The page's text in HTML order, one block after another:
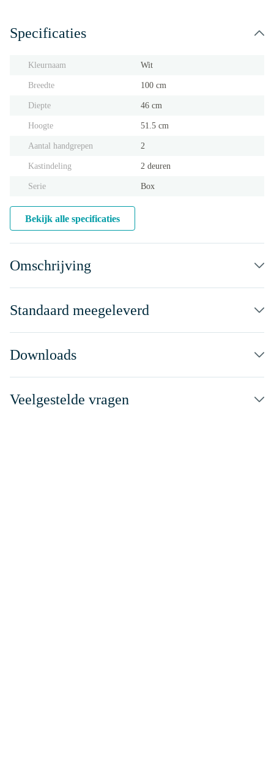
Specificaties
Kleurnaam Wit
Breedte 100 cm
Diepte 46 cm
Hoogte 51.5 cm
Aantal handgrepen 2
Kastindeling 2 deuren
Serie Box
Bekijk alle specificaties
Omschrijving
Standaard meegeleverd
Downloads
Veelgestelde vragen